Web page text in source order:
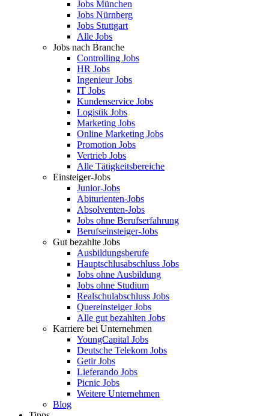
Jobs München
Jobs Nürnberg
Jobs Stuttgart
Alle Jobs
Jobs nach Branche
Controlling Jobs
HR Jobs
Ingenieur Jobs
IT Jobs
Kundenservice Jobs
Logistik Jobs
Marketing Jobs
Online Marketing Jobs
Promotion Jobs
Vertrieb Jobs
Alle Tätigkeitsbereiche
Einsteiger-Jobs
Junior-Jobs
Abiturienten-Jobs
Absolventen-Jobs
Jobs ohne Berufserfahrung
Berufseinsteiger-Jobs
Gut bezahlte Jobs
Ausbildungsberufe
Hauptschlusabschluss Jobs
Jobs ohne Ausbildung
Jobs ohne Studium
Realschulabschluss Jobs
Quereinsteiger Jobs
Alle gut bezahlten Jobs
Karriere bei Unternehmen
YoungCapital Jobs
Deutsche Telekom Jobs
Getir Jobs
Lieferando Jobs
Picnic Jobs
Weitere Unternehmen
Blog